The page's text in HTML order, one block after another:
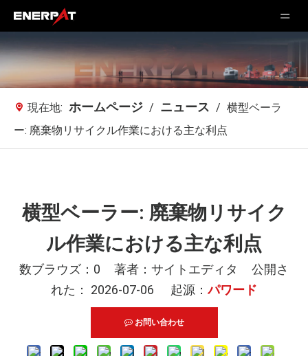
現在地: ホームページ / ニュース / 横型ベーラ
ー: 廃棄物リサイクル作業における主な利点
横型ベーラー: 廃棄物リサイク
ル作業における主な利点
数ブラウズ： 0 著者：サイトエディタ 公開さ
れた： 2026-07-06 起源：パワード
お問い合わせ